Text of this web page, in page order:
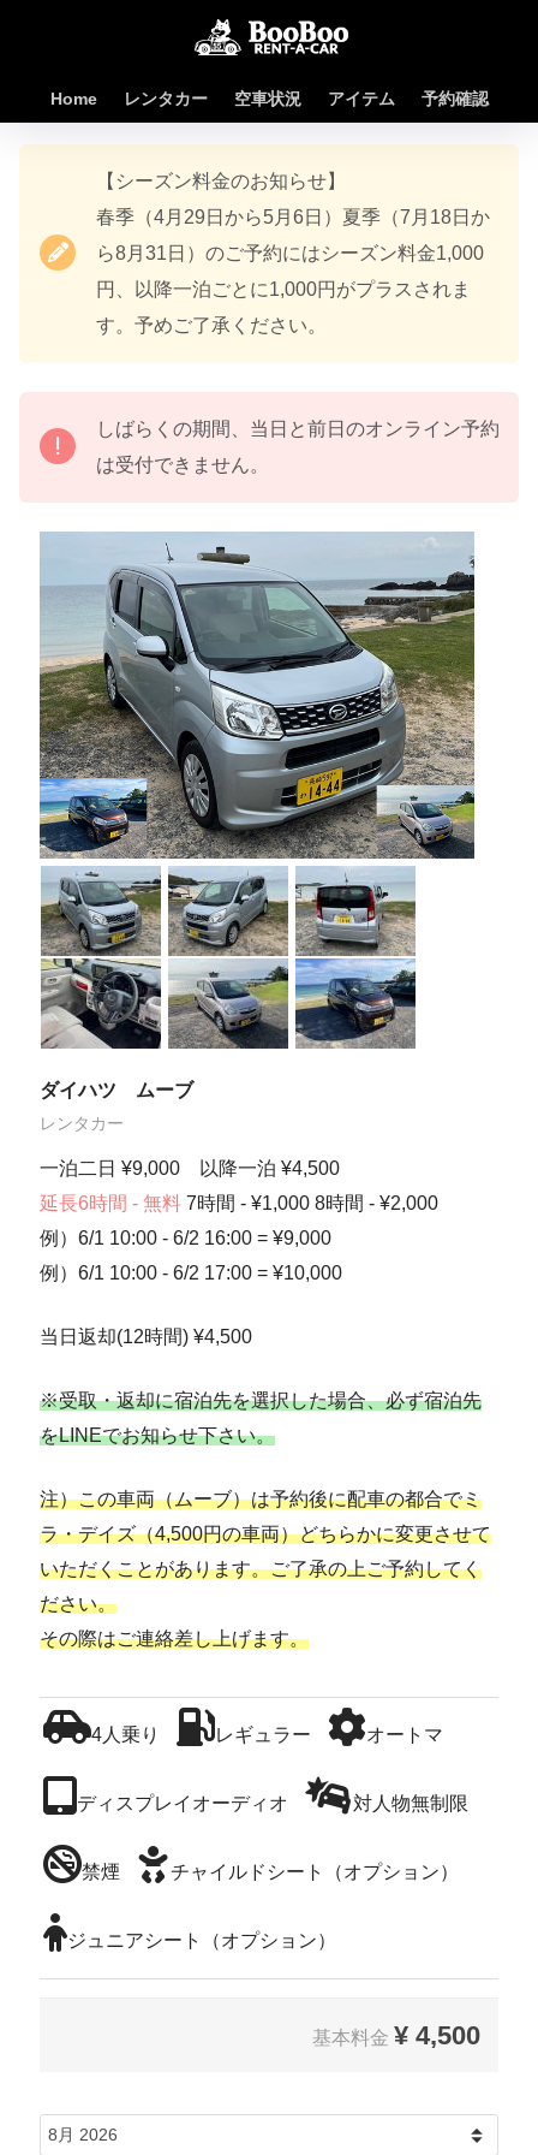
Home レンタカー 空車状況 アイテム 予約確認
【シーズン料金のお知らせ】
春季（4月29日から5月6日）夏季（7月18日か
ら8月31日）のご予約にはシーズン料金1,000
円、以降一泊ごとに1,000円がプラスされま
す。予めご了承ください。
しばらくの期間、当日と前日のオンライン予約
は受付できません。
ダイハツ ムーブ
レンタカー
一泊二日 ¥9,000 以降一泊 ¥4,500
延長6時間 - 無料7時間 - ¥1,000 8時間 - ¥2,000
例）6/1 10:00 - 6/2 16:00 = ¥9,000
例）6/1 10:00 - 6/2 17:00 = ¥10,000
当日返却(12時間) ¥4,500
※受取・返却に宿泊先を選択した場合、必ず宿泊先
をLINEでお知らせ下さい。
注）この車両（ムーブ）は予約後に配車の都合でミ
ラ・デイズ（4,500円の車両）どちらかに変更させて
いただくことがあります。ご了承の上ご予約してく
ださい。
その際はご連絡差し上げます。
4人乗り レギュラー オートマ
ディスプレイオーディオ 対人物無制限
禁煙 チャイルドシート（オプション）
ジュニアシート（オプション）
基本料金 ¥ 4,500